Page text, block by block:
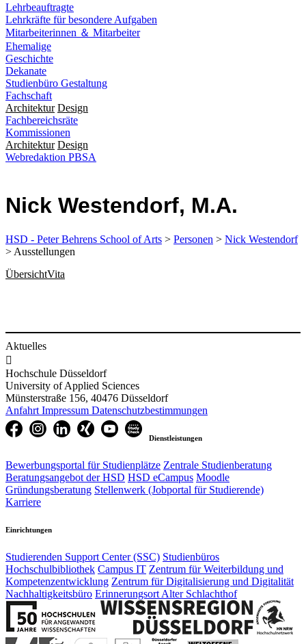
Lehrbeauftragte
Lehrkräfte für besondere Aufgaben
Mitarbeiterinnen ＆ Mitarbeiter
Ehemalige
Geschichte
Dekanate
Studienbüro Gestaltung
Fachschaft
Architektur Design
Fachbereichsräte
Kommissionen
Architektur Design
Webredaktion PBSA
Nick Westendorf, M.A.
HSD - Peter Behrens School of Arts > Personen > Nick Westendorf
> Ausstellungen
ÜbersichtVita
Aktuelles

Hochschule Düsseldorf
University of Applied Sciences
Münsterstraße 156, 40476 Düsseldorf
Anfahrt Impressum Datenschutzbestimmungen
Dienstleistungen
Bewerbungsportal für Studienplätze Zentrale Studienberatung
Beratungsangebot der HSD HSD eCampus Moodle
Gründungsberatung Stellenwerk (Jobportal für Studierende)
Karriere
Einrichtungen
Studierenden Support Center (SSC) Studienbüros
Hochschulbibliothek Campus IT Zentrum für Weiterbildung und
Kompetenzentwicklung Zentrum für Digitalisierung und Digitalität
Nachhaltigkeitsbüro Erinnerungsort Alter Schlachthof